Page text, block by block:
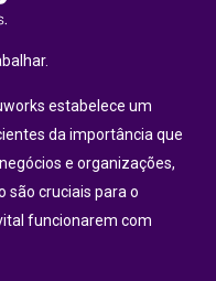
estabelece um
da importância que
e organizações,
são cruciais para o
funcionarem com